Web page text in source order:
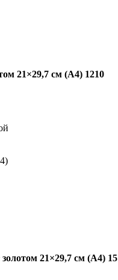
21×29,7 см (А4) 1210
21×29,7 см (А4)